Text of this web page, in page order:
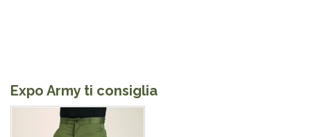
Expo Army ti consiglia